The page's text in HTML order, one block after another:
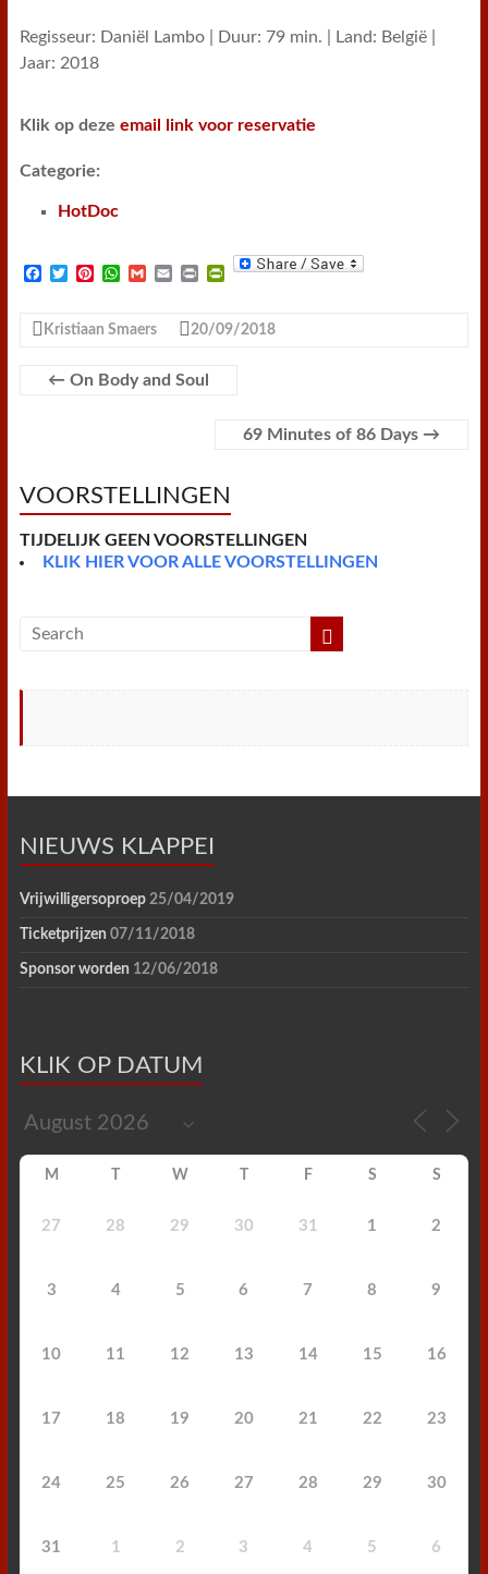
Regisseur: Daniël Lambo | Duur: 79 min. | Land: België |
Jaar: 2018
Klik op deze email link voor reservatie
Categorie:
HotDoc
e
o
t
r
t
e
W
t
p
G
i
n
P
n
Kristiaan Smaers 20/09/2018
← On Body and Soul
69 Minutes of 86 Days →
VOORSTELLINGEN
TIJDELIJK GEEN VOORSTELLINGEN
KLIK HIER VOOR ALLE VOORSTELLINGEN
NIEUWS KLAPPEI
Vrijwilligersoproep 25/04/2019
Ticketprijzen 07/11/2018
Sponsor worden 12/06/2018
KLIK OP DATUM
M W F S S
27 28 29 30 31 1 2
3 4 5 6 7 8 9
10 11 12 13 14 15 16
17 18 19 20 21 22 23
24 25 26 27 28 29 30
31 1 2 3 4 5 6